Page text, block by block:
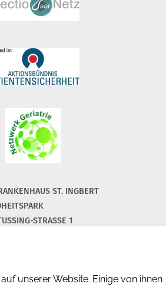
ST. INGBERT
STRASSE 1
geriatrie-igb.de